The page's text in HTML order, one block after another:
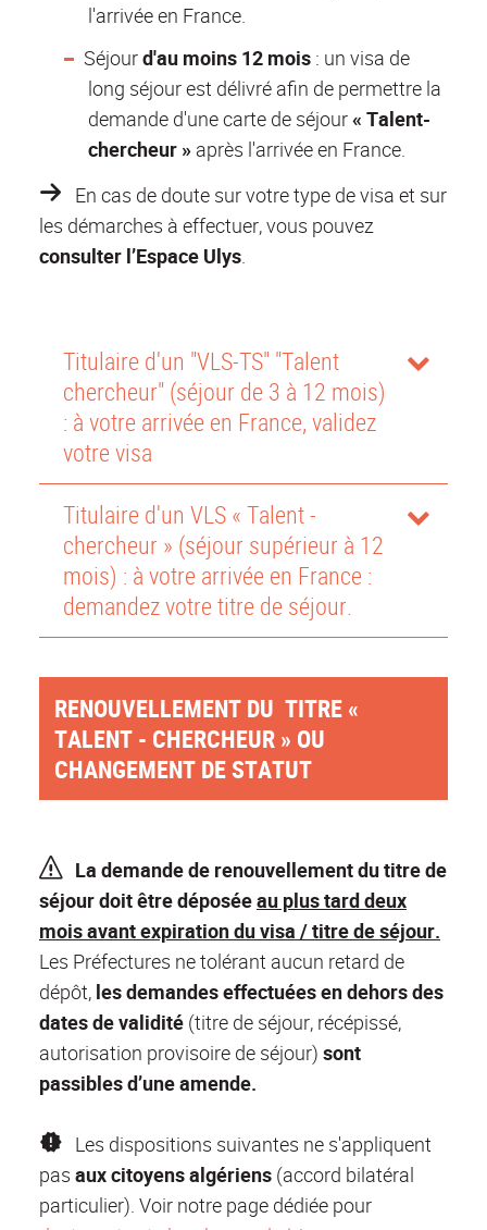
l'arrivée en France.
Séjourd'au moins 12 mois: un visa de
long séjour est délivré afin de permettre la
demande d'une carte de séjour« Talent-
chercheur » après l'arrivée en France.
En cas de doutesur votre type de visa et sur
les démarches à effectuer, vous pouvez
consulter l’Espace Ulys.
Titulaire d'un "VLS-TS" "Talent
chercheur" (séjour de 3 à 12 mois)
: à votre arrivée en France, validez
votre visa
Titulaire d'un VLS « Talent -
chercheur » (séjour supérieur à 12
mois) : à votre arrivée en France :
demandez votre titre de séjour.
RENOUVELLEMENT DU TITRE «
TALENT - CHERCHEUR » OU
CHANGEMENT DE STATUT
La demande de renouvellement du titre de
séjour doit être déposéeau plus tard deux
mois avant expiration du visa / titre de séjour.
Les Préfectures ne tolérant aucun retard de
dépôt, les demandes effectuées en dehors des
dates de validité (titre de séjour, récépissé,
autorisation provisoire de séjour) sont
passibles d’une amende.
Les dispositions suivantes ne s'appliquent
pas aux citoyens algériens (accord bilatéral
particulier). Voir notre page dédiée pour